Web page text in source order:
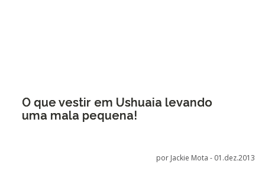
O que vestir em Ushuaia levando
uma mala pequena!
por Jackie Mota - 01.dez.2013